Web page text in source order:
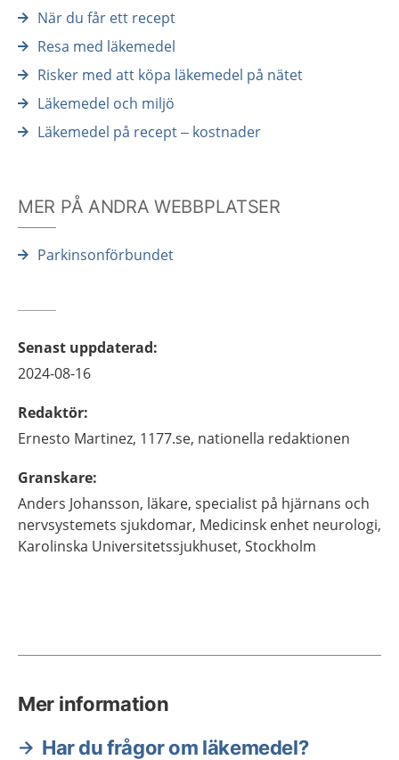
När du får ett recept
Resa med läkemedel
Risker med att köpa läkemedel på nätet
Läkemedel och miljö
Läkemedel på recept – kostnader
MER PÅ ANDRA WEBBPLATSER
Parkinsonförbundet
Senast uppdaterad:
2024-08-16
Redaktör:
Ernesto Martinez, 1177.se, nationella redaktionen
Granskare:
Anders Johansson, läkare, specialist på hjärnans och
nervsystemets sjukdomar, Medicinsk enhet neurologi,
Karolinska Universitetssjukhuset, Stockholm
Mer information
Har du frågor om läkemedel?